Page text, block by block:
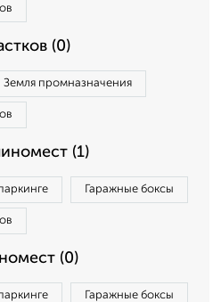
(0)
Земля промназначения
(1)
Гаражные боксы
(0)
Гаражные боксы